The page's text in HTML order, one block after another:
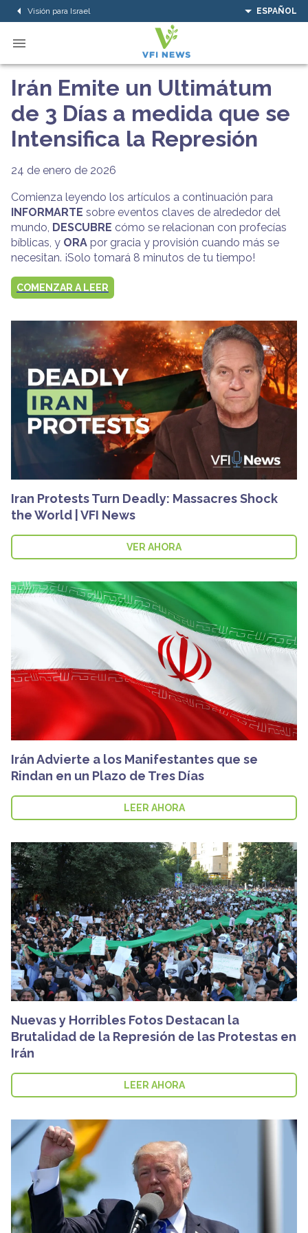
Visión para Israel ESPAÑOL
Irán Emite un Ultimátum
de 3 Días a medida que se
Intensifica la Represión
24 de enero de 2026
Comienza leyendo los artículos a continuación para
INFORMARTE sobre eventos claves de alrededor del
mundo, DESCUBRE cómo se relacionan con profecías
bíblicas, y ORA por gracia y provisión cuando más se
necesitan. ¡Solo tomará 8 minutos de tu tiempo!
COMENZAR A LEER
Iran Protests Turn Deadly: Massacres Shock
the World | VFI News
VER AHORA
Irán Advierte a los Manifestantes que se
Rindan en un Plazo de Tres Días
LEER AHORA
Nuevas y Horribles Fotos Destacan la
Brutalidad de la Represión de las Protestas en
Irán
LEER AHORA